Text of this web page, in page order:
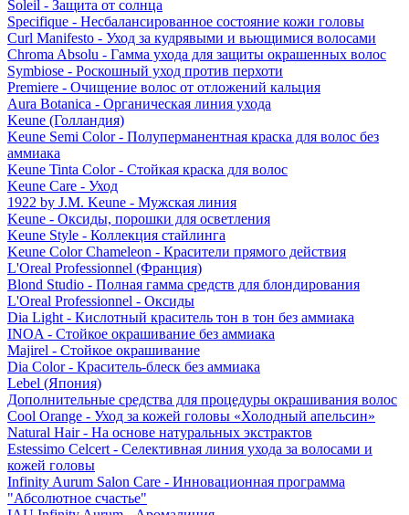
Soleil - Защита от солнца
Specifique - Несбалансированное состояние кожи головы
Curl Manifesto - Уход за кудрявыми и вьющимися волосами
Chroma Absolu - Гамма ухода для защиты окрашенных волос
Symbiose - Роскошный уход против перхоти
Premiere - Очищение волос от отложений кальция
Aura Botanica - Органическая линия ухода
Keune (Голландия)
Keune Semi Color - Полуперманентная краска для волос без
аммиака
Keune Tinta Color - Стойкая краска для волос
Keune Care - Уход
1922 by J.M. Keune - Мужская линия
Keune - Оксиды, порошки для осветления
Keune Style - Коллекция стайлинга
Keune Color Chameleon - Красители прямого действия
L'Oreal Professionnel (Франция)
Blond Studio - Полная гамма средств для блондирования
L'Oreal Professionnel - Оксиды
Dia Light - Кислотный краситель тон в тон без аммиака
INOA - Стойкое окрашивание без аммиака
Majirel - Стойкое окрашивание
Dia Color - Краситель-блеск без аммиака
Lebel (Япония)
Дополнительные средства для процедуры окрашивания волос
Cool Orange - Уход за кожей головы «Холодный апельсин»
Natural Hair - На основе натуральных экстрактов
Estessimo Celcert - Селективная линия ухода за волосами и
кожей головы
Infinity Aurum Salon Care - Инновационная программа
"Абсолютное счастье"